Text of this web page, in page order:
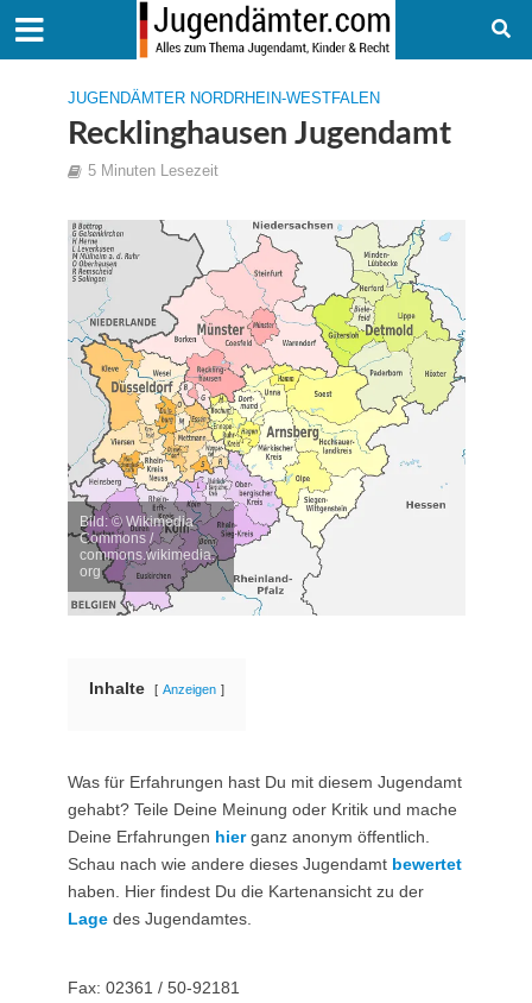
JUGENDÄMTER NORDRHEIN-WESTFALEN
Recklinghausen Jugendamt
5 Minuten Lesezeit
Bild: © Wikimedia
Commons /
commons.wikimedia.
org
Inhalte Anzeigen
Was für Erfahrungen hast Du mit diesem Jugendamt
gehabt? Teile Deine Meinung oder Kritik und mache
Deine Erfahrungen hierganz anonym öffentlich.
Schau nach wie andere dieses Jugendamt bewertet
haben. Hier findest Du die Kartenansicht zu der
Lagedes Jugendamtes.
Fax: 02361 / 50-92181